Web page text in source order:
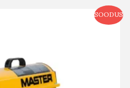
SOODUS